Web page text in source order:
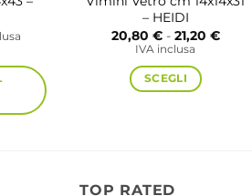
– HEIDI
20,80 € - 21,20 €Fascia
IVA inclusa
SCEGLI
più
TOP RATED